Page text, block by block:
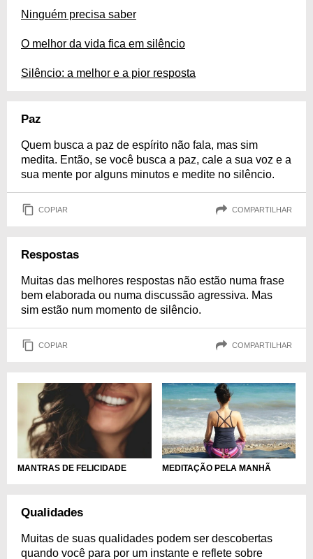
Ninguém precisa saber
O melhor da vida fica em silêncio
Silêncio: a melhor e a pior resposta
Paz
Quem busca a paz de espírito não fala, mas sim
medita. Então, se você busca a paz, cale a sua voz e a
sua mente por alguns minutos e medite no silêncio.
COPIAR COMPARTILHAR
Respostas
Muitas das melhores respostas não estão numa frase
bem elaborada ou numa discussão agressiva. Mas
sim estão num momento de silêncio.
COPIAR COMPARTILHAR
MANTRAS DE FELICIDADE MEDITAÇÃO PELA MANHÃ
Qualidades
Muitas de suas qualidades podem ser descobertas
quando você para por um instante e reflete sobre